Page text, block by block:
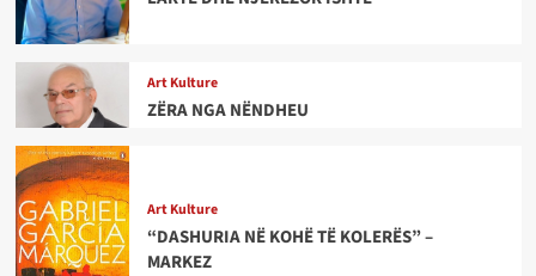
Art Kulture
ZËRA NGA NËNDHEU
Art Kulture
“DASHURIA NË KOHË TË KOLERËS” –
MARKEZ